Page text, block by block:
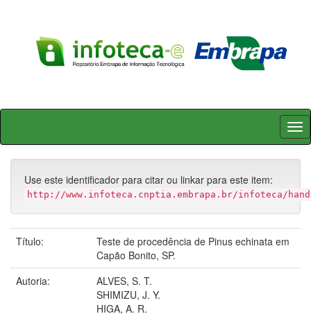
Skip
Use este identificador para citar ou linkar para este item:
http://www.infoteca.cnptia.embrapa.br/infoteca/
Título:
Teste de procedência de Pinus echinata em
Capão Bonito, SP.
Autoria:
ALVES, S. T.
SHIMIZU, J. Y.
HIGA, A. R.